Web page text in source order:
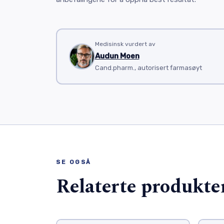
Medisinsk vurdert av
Audun Moen
Cand.pharm., autorisert farmasøyt
SE OGSÅ
Relaterte